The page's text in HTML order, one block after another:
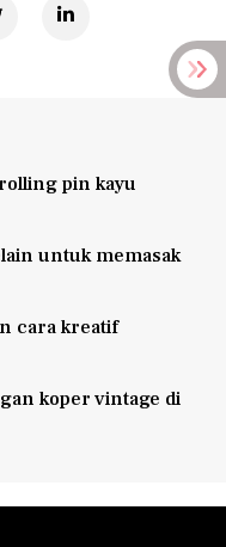
pin kayu
untuk memasak
cara kreatif
koper vintage di